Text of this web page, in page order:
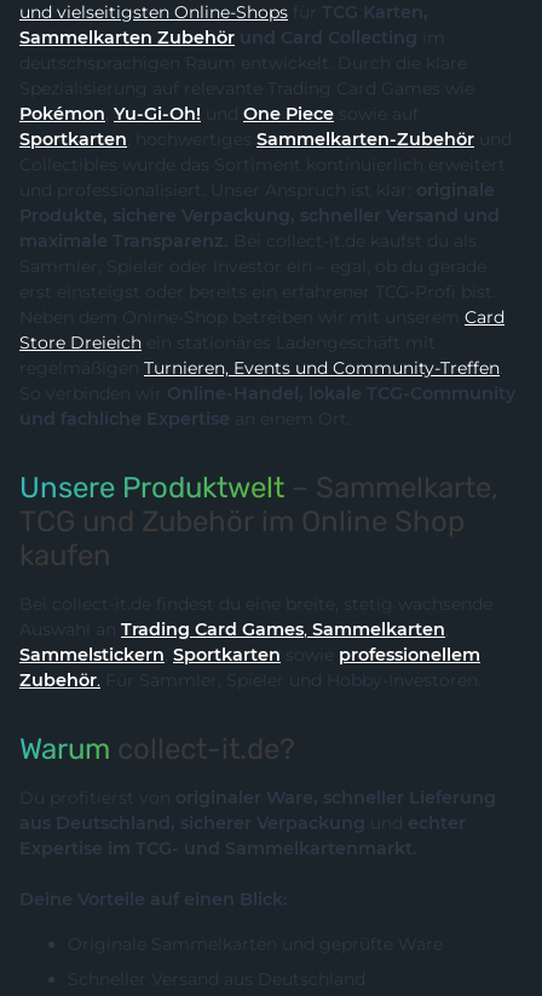
und vielseitigsten Online-Shops für TCG Karten,
Sammelkarten Zubehör und Card Collecting
im
deutschsprachigen Raum entwickelt. Durch die klare
Spezialisierung auf relevante Trading Card Games wie
Pokémon, Yu-Gi-Oh! und One Piece sowie auf
Sportkarten , hochwertiges Sammelkarten-Zubehör
Collectibles wurde das Sortiment kontinuierlich erweitert
und professionalisiert. Unser Anspruch ist klar: originale
Produkte, sichere Verpackung, schneller Versand und
maximale Transparenz. Bei collect-it.de kaufst du als
Sammler, Spieler oder Investor ein – egal, ob du gerade
erst einsteigst oder bereits ein erfahrener TCG-Profi bist.
Neben dem Online-Shop betreiben wir mit unserem Card
Store Dreieich ein stationäres Ladengeschäft mit
regelmäßigen
Turnieren, Events und Community-Treffen.
So verbinden wir Online-Handel, lokale TCG-Community
und fachliche Expertise an einem Ort.
Unsere Produktwelt – Sammelkarte,
TCG und Zubehör im Online Shop
kaufen
Bei collect-it.de findest du eine breite, stetig wachsende
Auswahl an
Trading Card Games, Sammelkarten,
Sammelstickern, Sportkarten sowie professionellem
Zubehör. Für Sammler, Spieler und Hobby-Investoren.
Warum collect-it.de?
Du profitierst von originaler Ware, schneller Lieferung
aus Deutschland, sicherer Verpackung und echter
Expertise im TCG- und Sammelkartenmarkt.
Deine Vorteile auf einen Blick:
Originale Sammelkarten und geprüfte Ware
Schneller Versand aus Deutschland